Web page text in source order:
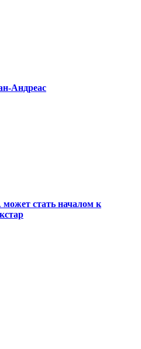
Андреас
стать началом к